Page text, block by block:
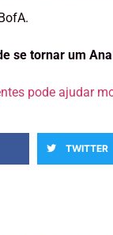
se tornar um
pode ajudar
TWITTER